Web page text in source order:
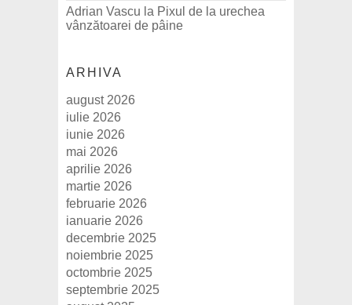
Adrian Vascu la Pixul de la urechea
vânzătoarei de pâine
ARHIVA
august 2026
iulie 2026
iunie 2026
mai 2026
aprilie 2026
martie 2026
februarie 2026
ianuarie 2026
decembrie 2025
noiembrie 2025
octombrie 2025
septembrie 2025